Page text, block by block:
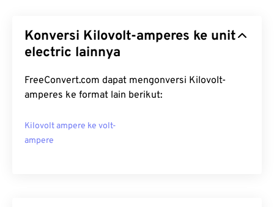
Konversi Kilovolt-amperes ke unit
electric lainnya
FreeConvert.com dapat mengonversi Kilovolt-
amperes ke format lain berikut:
Kilovolt ampere ke volt-
ampere